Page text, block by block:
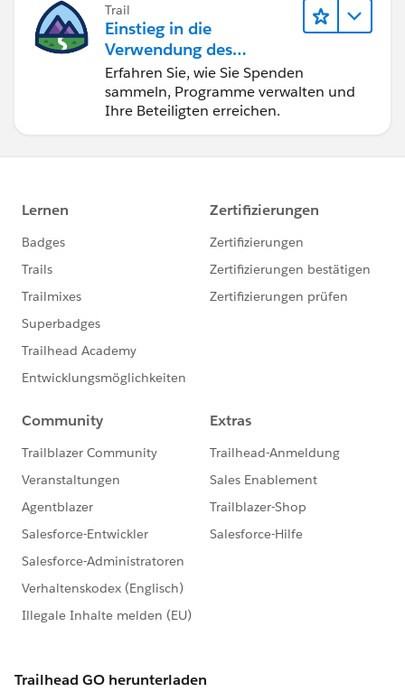
Trail
Einstieg in die
Verwendung des
Nonprofit Success Pack
Erfahren Sie, wie Sie Spenden
sammeln, Programme verwalten und
Ihre Beteiligten erreichen.